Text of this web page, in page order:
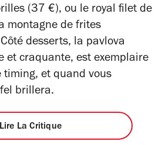
(37 €), ou le royal filet de
montagne de frites
desserts, la pavlova
et craquante, est exemplaire
timing, et quand vous
brillera.
Lire La Critique